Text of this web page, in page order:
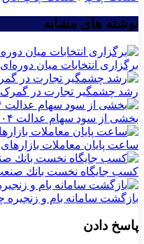
نوشته های مشابه
برگزاری انتخابات میان
رشد چشمگیر تجارت در گمرک بازرگان؛
بخشی از سود سهام عدالت ۱۴۰۴ تا هفته دولت واریز می‌شود
ساعت پایان معاملات بازارهای مالی
كسب جایگاه نخست بانك صنعت
بازگشت سامانه بام و
پاسخ دادن